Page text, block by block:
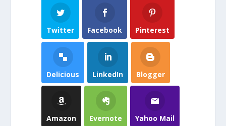
Twitter Facebook Pinterest
Delicious LinkedIn Blogger
Amazon Evernote Yahoo Mail